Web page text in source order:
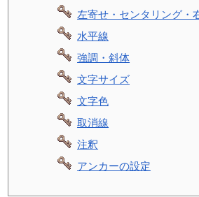
左寄せ・センタリング・
水平線
強調・斜体
文字サイズ
文字色
取消線
注釈
アンカーの設定